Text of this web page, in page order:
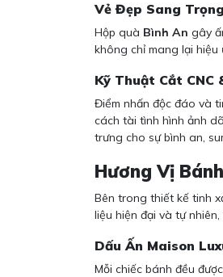
Vẻ Đẹp Sang
Hộp quà Bình An gây
không chỉ mang lại
Kỹ Thuật Cắt CNC
Điểm nhấn độc đáo và
cách tài tình hình ảnh
trưng cho sự bình an,
Hương Vị
Bên trong thiết kế tinh
liệu hiện đại và tự
Dấu Ấn Maison
Mỗi chiếc bánh đều